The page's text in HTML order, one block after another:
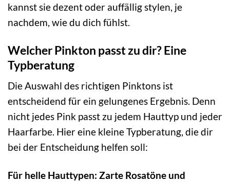
kannst sie dezent oder auffällig stylen, je
nachdem, wie du dich fühlst.
Welcher Pinkton passt zu dir? Eine
Typberatung
Die Auswahl des richtigen Pinktons ist
entscheidend für ein gelungenes Ergebnis. Denn
nicht jedes Pink passt zu jedem Hauttyp und jeder
Haarfarbe. Hier eine kleine Typberatung, die dir
bei der Entscheidung helfen soll:
Für helle Hauttypen: Zarte Rosatöne und